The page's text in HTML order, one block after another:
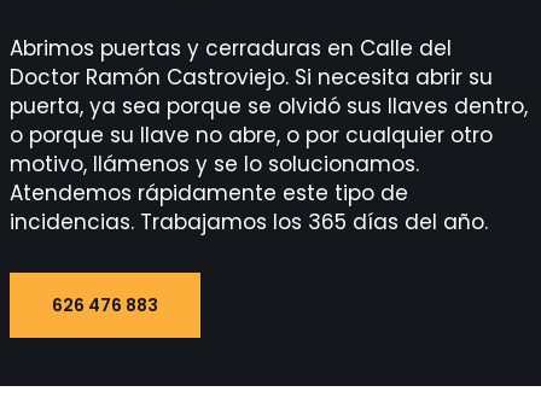
Abrimos puertas y cerraduras en Calle del
Doctor Ramón Castroviejo. Si necesita abrir su
puerta, ya sea porque se olvidó sus llaves dentro,
o porque su llave no abre, o por cualquier otro
motivo, llámenos y se lo solucionamos.
Atendemos rápidamente este tipo de
incidencias. Trabajamos los 365 días del año.
626 476 883